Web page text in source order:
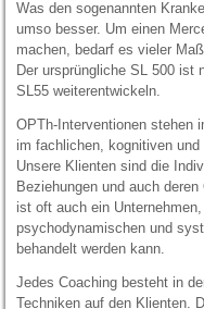
Was den sogenannten
umso besser. Um einen
machen, bedarf es vieler
Der ursprüngliche SL 500 ist
SL55 weiterentwickeln.
OPTh-Interventionen stehen
im fachlichen, kognitiven und
Unsere Klienten sind die
Beziehungen und auch
ist oft auch ein
psychodynamischen und
behandelt werden kann.
Jedes Coaching besteht in
Techniken auf den Klienten.